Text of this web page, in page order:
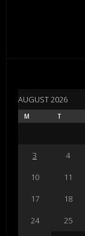
AUGUST 2026
M T
3
4
10
11
17
18
24
25